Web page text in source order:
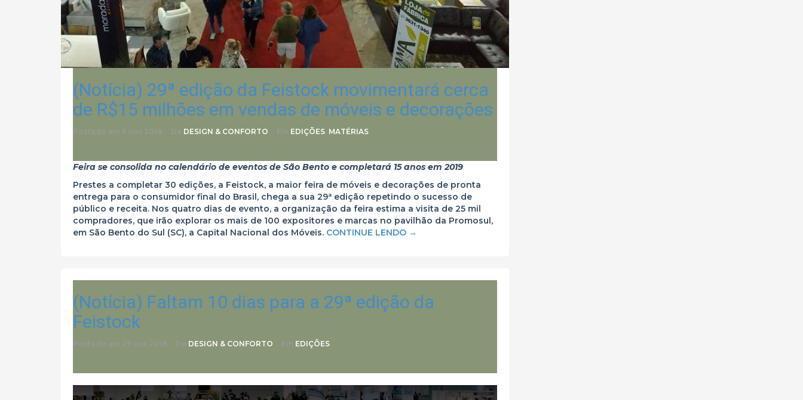
(Notícia) 29ª edição da Feistock movimentará cerca
de R$15 milhões em vendas de móveis e decorações
Postado em 5 nov 2018 De DESIGN & CONFORTO Em EDIÇÕES, MATÉRIAS
Feira se consolida no calendário de eventos de São Bento e completará 15 anos em 2019
Prestes a completar 30 edições, a Feistock, a maior feira de móveis e decorações de pronta
entrega para o consumidor final do Brasil, chega a sua 29ª edição repetindo o sucesso de
público e receita. Nos quatro dias de evento, a organização da feira estima a visita de 25 mil
compradores, que irão explorar os mais de 100 expositores e marcas no pavilhão da Promosul,
em São Bento do Sul (SC), a Capital Nacional dos Móveis. CONTINUE LENDO →
(Notícia) Faltam 10 dias para a 29ª edição da
Feistock
Postado em 29 out 2018 De DESIGN & CONFORTO Em EDIÇÕES